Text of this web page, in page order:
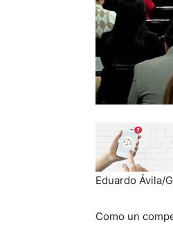
Eduardo Ávila/
Como un